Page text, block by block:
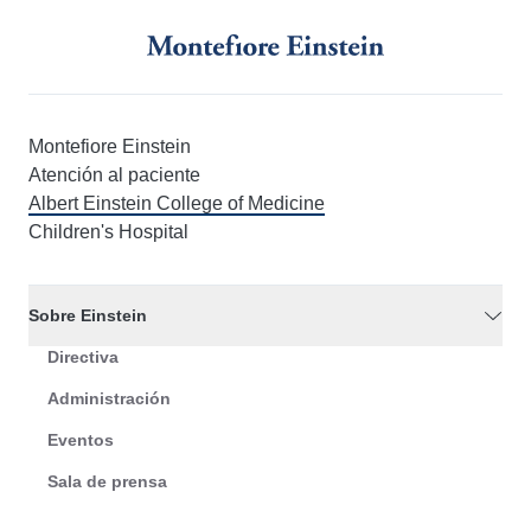
Montefiore Einstein
Atención al paciente
Albert Einstein College of Medicine
Children's Hospital
Sobre Einstein
Directiva
Administración
Eventos
Sala de prensa